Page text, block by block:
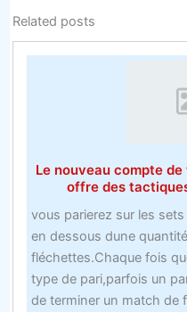
Related posts
Le nouveau compte
offre des
vous parierez sur les
en dessous dune
fléchettes.Chaque fois
type de pari,parfois un
de terminer un match de